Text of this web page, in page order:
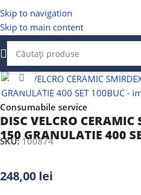
Skip to navigation
Skip to main content
Faceți clic pentru a mări
Consumabile service
DISC VELCRO
150 GRANULATIE 400
SKU:100874
248,00 lei